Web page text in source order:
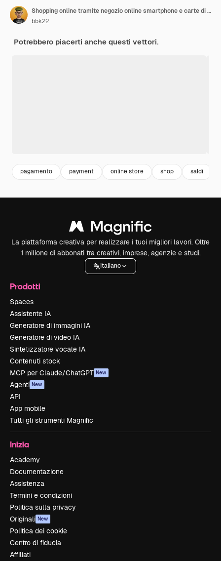
Shopping online tramite negozio online smartphone e carte di credito Coin
bbk22
Potrebbero piacerti anche questi vettori.
pagamento payment online store shop saldi
La piattaforma creativa per realizzare i tuoi migliori lavori. Oltre
1 milione di abbonati tra creativi, imprese, agenzie e studi.
Italiano
Prodotti
Spaces
Assistente IA
Generatore di immagini IA
Generatore di video IA
Sintetizzatore vocale IA
Contenuti stock
MCP per Claude/ChatGPT New
Agenti New
API
App mobile
Tutti gli strumenti Magnific
Inizia
Academy
Documentazione
Assistenza
Termini e condizioni
Politica sulla privacy
Originali New
Politica dei cookie
Centro di fiducia
Affiliati